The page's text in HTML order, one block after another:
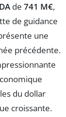
de 741 M€,
de guidance
une
précédente.
du dollar
croissante.